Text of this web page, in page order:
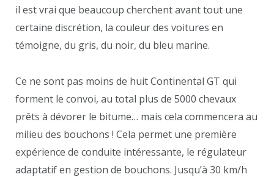
il est vrai que beaucoup cherchent avant tout une
certaine discrétion, la couleur des voitures en
témoigne, du gris, du noir, du bleu marine.
Ce ne sont pas moins de huit Continental GT qui
forment le convoi, au total plus de 5000 chevaux
prêts à dévorer le bitume… mais cela commencera au
milieu des bouchons ! Cela permet une première
expérience de conduite intéressante, le régulateur
adaptatif en gestion de bouchons. Jusqu’à 30 km/h